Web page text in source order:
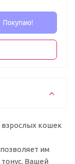
Покупаю!
взрослых кошек
им
Вашей